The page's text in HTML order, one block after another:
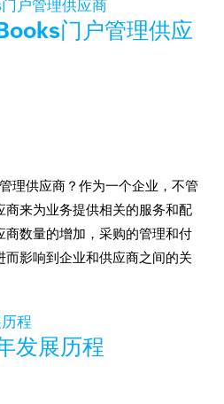
门户管理供应
理供应商？作为一个企业，不管
商来为业务提供相关的服务和配
商数量的增加，采购的管理和付
影响到企业和供应商之间的关
发展历程